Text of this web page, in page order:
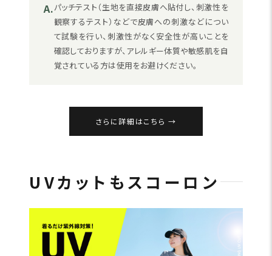
A.パッチテスト（生地を直接皮膚へ貼付し、刺激性を
観察するテスト）などで皮膚への刺激などについ
て試験を行い、刺激性がなく安全性が高いことを
確認しておりますが、アレルギー体質や敏感肌を自
覚されている方は使用をお避けください。
さらに詳細はこちら
UVカットもスコーロン